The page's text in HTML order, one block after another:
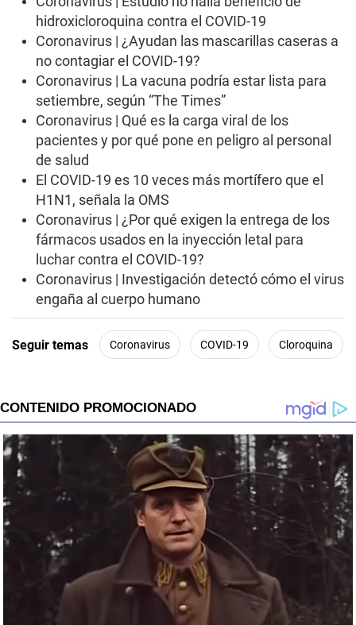
hidroxicloroquina contra el COVID-19
Coronavirus | ¿Ayudan las mascarillas caseras a
no contagiar el COVID-19?
Coronavirus | La vacuna podría estar lista para
setiembre, según “The Times”
Coronavirus | Qué es la carga viral de los
pacientes y por qué pone en peligro al personal
de salud
El COVID-19 es 10 veces más mortífero que el
H1N1, señala la OMS
Coronavirus | ¿Por qué exigen la entrega de los
fármacos usados en la inyección letal para
luchar contra el COVID-19?
Coronavirus | Investigación detectó cómo el virus
engaña al cuerpo humano
Seguir temas Coronavirus COVID-19 Cloroquina